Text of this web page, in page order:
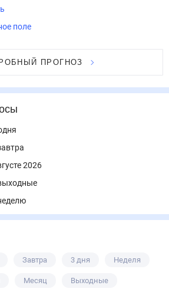
поле
ПРОГНОЗ
2026
Завтра 3 дня Неделя
Месяц Выходные